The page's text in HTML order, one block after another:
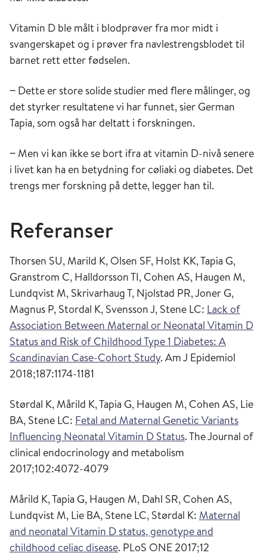
Vitamin D ble målt i blodprøver fra mor midt i
svangerskapet og i prøver fra navlestrengsblodet til
barnet rett etter fødselen.
‒ Dette er store solide studier med flere målinger, og
det styrker resultatene vi har funnet, sier German
Tapia, som også har deltatt i forskningen.
‒ Men vi kan ikke se bort ifra at vitamin D-nivå senere
i livet kan ha en betydning for cøliaki og diabetes. Det
trengs mer forskning på dette, legger han til.
Referanser
Thorsen SU, Marild K, Olsen SF, Holst KK, Tapia G,
Granstrom C, Halldorsson TI, Cohen AS, Haugen M,
Lundqvist M, Skrivarhaug T, Njolstad PR, Joner G,
Magnus P, Stordal K, Svensson J, Stene LC: Lack of
Association Between Maternal or Neonatal Vitamin D
Status and Risk of Childhood Type 1 Diabetes: A
Scandinavian Case-Cohort Study. Am J Epidemiol
2018;187:1174-1181
Størdal K, Mårild K, Tapia G, Haugen M, Cohen AS, Lie
BA, Stene LC: Fetal and Maternal Genetic Variants
Influencing Neonatal Vitamin D Status. The Journal of
clinical endocrinology and metabolism
2017;102:4072-4079
Mårild K, Tapia G, Haugen M, Dahl SR, Cohen AS,
Lundqvist M, Lie BA, Stene LC, Størdal K: Maternal
and neonatal Vitamin D status, genotype and
childhood celiac disease. PLoS ONE 2017;12